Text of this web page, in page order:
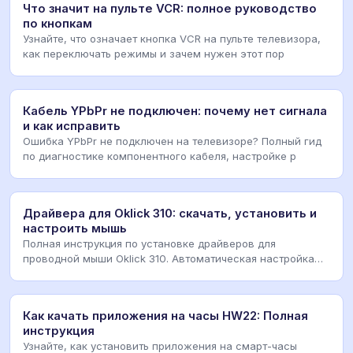
Что значит на пульте VCR: полное руководство
по кнопкам
Узнайте, что означает кнопка VCR на пульте телевизора,
как переключать режимы и зачем нужен этот пор
Кабель YPbPr не подключен: почему нет сигнала
и как исправить
Ошибка YPbPr не подключен на телевизоре? Полный гид
по диагностике компонентного кабеля, настройке р
Драйвера для Oklick 310: скачать, установить и
настроить мышь
Полная инструкция по установке драйверов для
проводной мыши Oklick 310. Автоматическая настройка
Как качать приложения на часы HW22: Полная
инструкция
Узнайте, как установить приложения на смарт-часы